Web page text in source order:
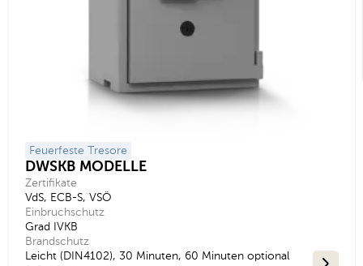
Feuerfeste Tresore
DWSKB MODELLE
Zertifikate
VdS, ECB-S, VSÖ
Einbruchschutz
Grad IVKB
Brandschutz
Leicht (DIN4102), 30 Minuten, 60 Minuten optional